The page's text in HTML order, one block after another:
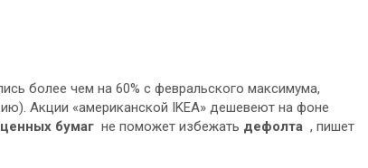
более чем на 60% с февральского максимума,
Акции «американской IKEA» дешевеют на фоне
ценных бумаг не поможет избежать дефолта , пишет